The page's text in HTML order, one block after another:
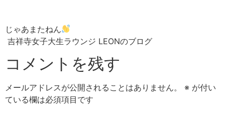
じゃあまたねん
吉祥寺女子大生ラウンジ LEONのブログ
コメントを残す
メールアドレスが公開されることはありません。 ※ が付い
ている欄は必須項目です